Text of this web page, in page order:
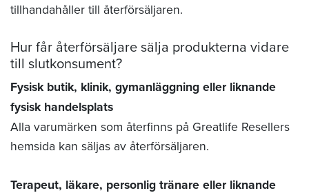
tillhandahåller till återförsäljaren.
Hur får återförsäljare sälja produkterna vidare
till slutkonsument?
Fysisk butik, klinik, gymanläggning eller liknande
fysisk handelsplats
Alla varumärken som återfinns på Greatlife Resellers
hemsida kan säljas av återförsäljaren.
Terapeut, läkare, personlig tränare eller liknande